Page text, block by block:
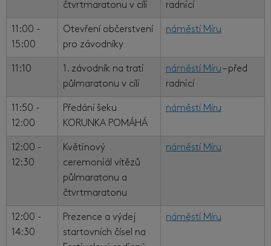
čtvrtmaratonu v cíli
radnicí
11:00 -
15:00
Otevření občerstvení
pro závodníky
náměstí Míru
11:10
1. závodník na trati
půlmaratonu v cíli
náměstí Míru– před
radnicí
11:50 -
12:00
Předání šeku
KORUNKA POMÁHÁ
náměstí Míru
12:00 -
12:30
Květinový
ceremoniál vítězů
půlmaratonu a
čtvrtmaratonu
náměstí Míru
12:00 -
14:30
Prezence a výdej
startovních čísel na
náměstí Míru